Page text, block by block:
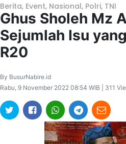
Berita, Event, Nasional, Polri, TNI
Ghus Sholeh Mz
Sejumlah Isu
R20
By BusurNabire.id
Rabu, 9 November 2022 08:54 WIB | 311